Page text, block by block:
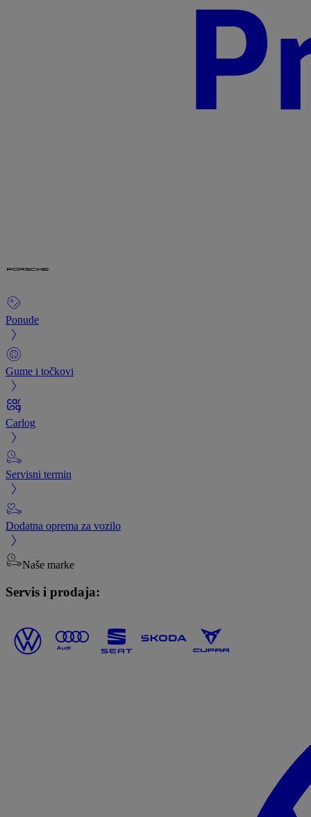
Ponude
Gume i točkovi
Carlog
Servisni termin
Dodatna oprema za vozilo
Naše marke
Servis i prodaja: